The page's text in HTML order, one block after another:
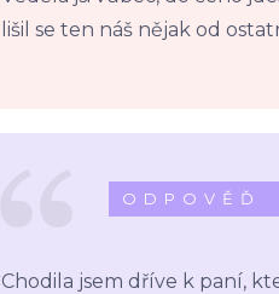
lišil se ten náš nějak od
ODPOVĚĎ
Chodila jsem dříve k paní,